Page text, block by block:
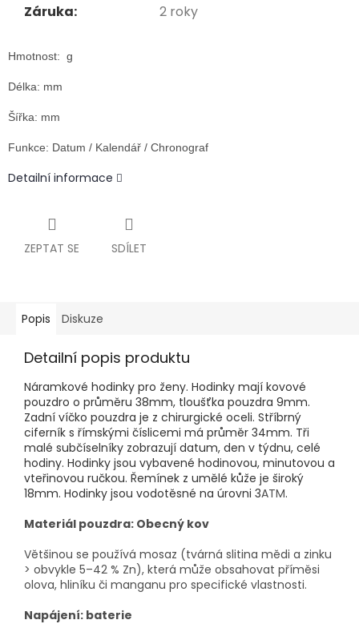
Záruka: 2 roky
Hmotnost: g
Délka: mm
Šířka: mm
Funkce: Datum / Kalendář / Chronograf
Detailní informace
ZEPTAT SE SDÍLET
Popis Diskuze
Detailní popis produktu
Náramkové hodinky pro ženy. Hodinky mají kovové
pouzdro o průměru 38mm, tloušťka pouzdra 9mm.
Zadní víčko pouzdra je z chirurgické oceli. Stříbrný
ciferník s římskými číslicemi má průměr 34mm. Tři
malé subčíselníky zobrazují datum, den v týdnu, celé
hodiny. Hodinky jsou vybavené hodinovou, minutovou a
vteřinovou ručkou. Řemínek z umělé kůže je široký
18mm. Hodinky jsou vodotěsné na úrovni 3ATM.
Materiál pouzdra: Obecný kov
Většinou se používá mosaz (tvárná slitina mědi a zinku
> obvykle 5–42 % Zn), která může obsahovat příměsi
olova, hliníku či manganu pro specifické vlastnosti.
Napájení: baterie